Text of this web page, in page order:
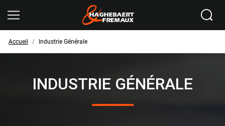
Ikomobi
Accueil Industrie Générale
INDUSTRIE GÉNÉRALE